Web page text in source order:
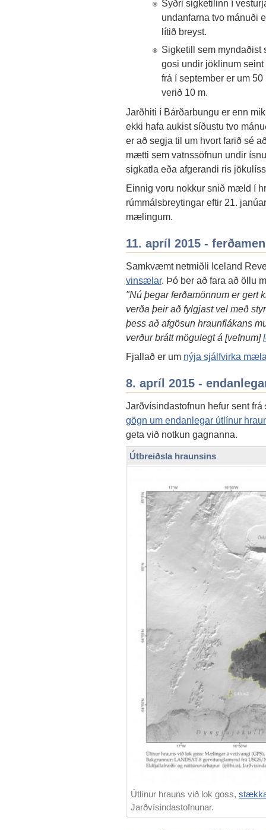
Syðri sigketilinn í
undanfarna tvo mánuði
lítið breyst.
Sigketill sem myndaðist
gosi undir jöklinum
frá í september er um
verið 10 m.
Jarðhiti í Bárðarbungu er enn
ekki hafa aukist síðustu tvo
er að segja til um hvort farið sé
mætti sem vatnssöfnun undir
sigkatla eða afgerandi ris
Einnig voru nokkur snið mæld í
rúmmálsbreytingar eftir 21.
mælingum.
11. apríl 2015 -
Samkvæmt netmiðli Iceland
vinsælar. Þó ber að fara að öllu
"Nú þegar ferðamönnum er gert
verða þeir að fylgjast vel með
þess að afgösun hraunflákans
verður brátt mögulegt á [vefnum]
Fjallað er um nýja sjálfvirka
8. apríl 2015 -
Jarðvísindastofnun hefur sent
gögn um endanlegar útlínur
geta við notkun gagnanna.
Útbreiðsla hraunsins
Útlínur hrauns við lok goss,
Jarðvísindastofnunar.